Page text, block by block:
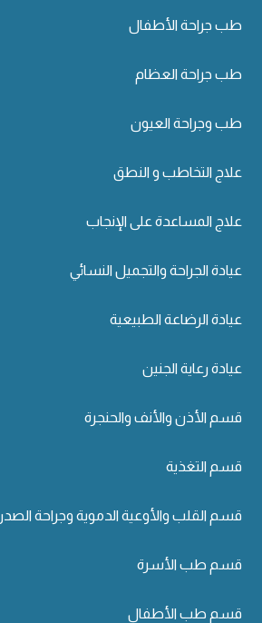
طب جراحة الأطفال
طب جراحة العظام
طب وجراحة العيون
علاج التخاطب و النطق
علاج المساعدة على الإنجاب
عيادة الجراحة والتجميل النسائي
عيادة الرضاعة الطبيعية
عيادة رعاية الجنين
قسم الأذن والأنف والحنجرة
قسم التغذية
قسم القلب والأوعية الدموية وجراحة الصدر
قسم طب الأسرة
قسم طب الأطفال